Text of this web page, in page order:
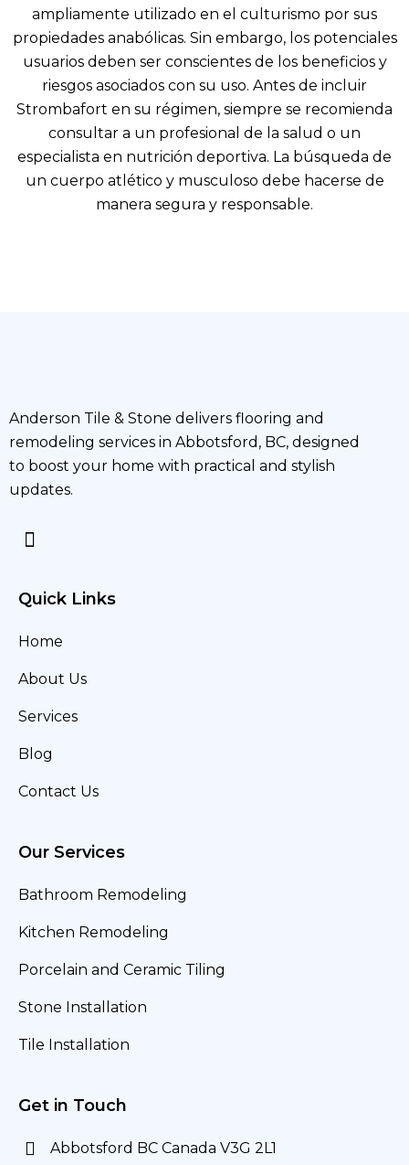
ampliamente utilizado en el culturismo por sus
propiedades anabólicas. Sin embargo, los potenciales
usuarios deben ser conscientes de los beneficios y
riesgos asociados con su uso. Antes de incluir
Strombafort en su régimen, siempre se recomienda
consultar a un profesional de la salud o un
especialista en nutrición deportiva. La búsqueda de
un cuerpo atlético y musculoso debe hacerse de
manera segura y responsable.
Anderson Tile & Stone delivers flooring and
remodeling services in Abbotsford, BC, designed
to boost your home with practical and stylish
updates.
Quick Links
Home
About Us
Services
Blog
Contact Us
Our Services
Bathroom Remodeling
Kitchen Remodeling
Porcelain and Ceramic Tiling
Stone Installation
Tile Installation
Get in Touch
Abbotsford BC Canada V3G 2L1